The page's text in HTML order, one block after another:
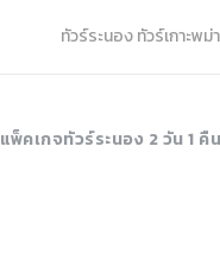
ทัวร์ระนอง ทัวร์เกาะพม่
แพ็คเกจทัวร์ระนอง 2 วัน 1 คืน